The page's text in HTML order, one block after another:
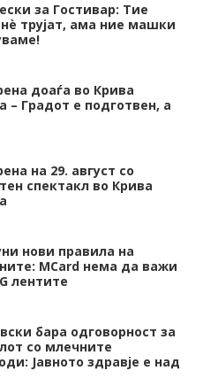
за Гостивар: Тие
трујат, ама ние машки
доаѓа во Крива
– Градот е подготвен, а
на 29. август со
спектакл во Крива
нови правила на
MCard нема да важи
лентите
бара одговорност за
со млечните
Јавното здравје е над